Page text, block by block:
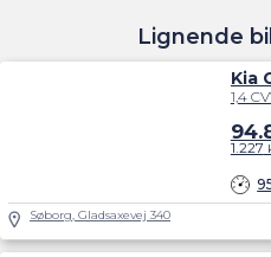
Lignende
Kia
1,4
1.227
Søborg, Gladsaxevej 340